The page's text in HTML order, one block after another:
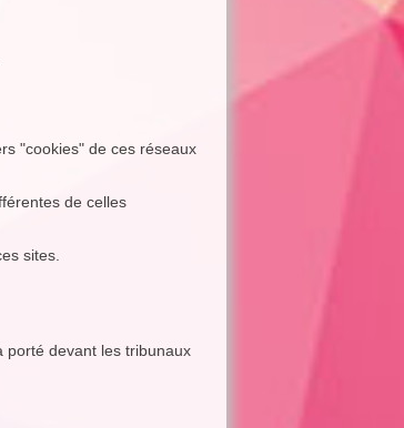
"cookies" de ces réseaux
de celles
sites.
porté devant les tribunaux